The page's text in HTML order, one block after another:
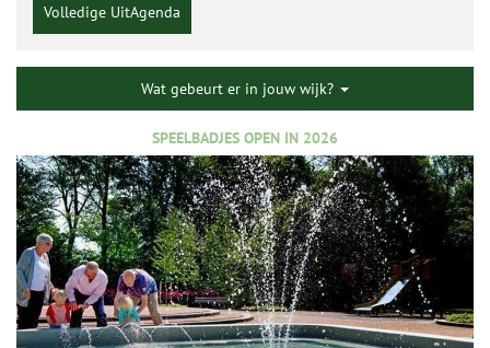
Volledige UitAgenda
Wat gebeurt er in jouw wijk?
SPEELBADJES OPEN IN 2026